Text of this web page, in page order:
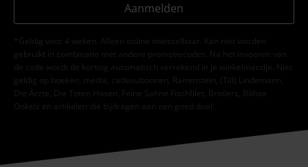
Aanmelden
*Geldig voor 4 weken. Alleen online inwisselbaar. Kan niet worden
gebruikt in combinatie met andere promotiecodes. Na het invoeren van
de code wordt de korting automatisch verrekend in je winkelmandje. Niet
geldig op boeken, media, cadeaubonnen, Rammstein, (Till) Lindemann,
Die Ärzte, Die Toten Hosen, Feine Sahne Fischfilet, Broilers, Böhse
Onkelz en artikelen die bijdragen aan een goed doel.